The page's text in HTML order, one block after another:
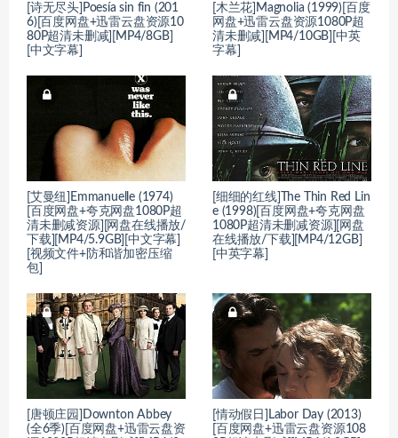
[诗无尽头]Poesía sin fin (201
6)[百度网盘+迅雷云盘资源10
80P超清未删减][MP4/8GB]
[中文字幕]
[木兰花]Magnolia (1999)[百度
网盘+迅雷云盘资源1080P超
清未删减][MP4/10GB][中英
字幕]
[艾曼纽]Emmanuelle (1974)
[百度网盘+夸克网盘1080P超
清未删减资源][网盘在线播放/
下载][MP4/5.9GB][中文字幕]
[视频文件+防和谐加密压缩
包]
[细细的红线]The Thin Red Lin
e (1998)[百度网盘+夸克网盘
1080P超清未删减资源][网盘
在线播放/下载][MP4/12GB]
[中英字幕]
[唐顿庄园]Downton Abbey
(全6季)[百度网盘+迅雷云盘资
[情动假日]Labor Day (2013)
[百度网盘+迅雷云盘资源108